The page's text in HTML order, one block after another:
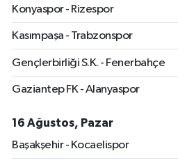
Konyaspor - Rizespor
Kasımpaşa - Trabzonspor
Gençlerbirliği S.K. - Fenerbahçe
Gaziantep FK - Alanyaspor
16 Ağustos, Pazar
Başakşehir - Kocaelispor